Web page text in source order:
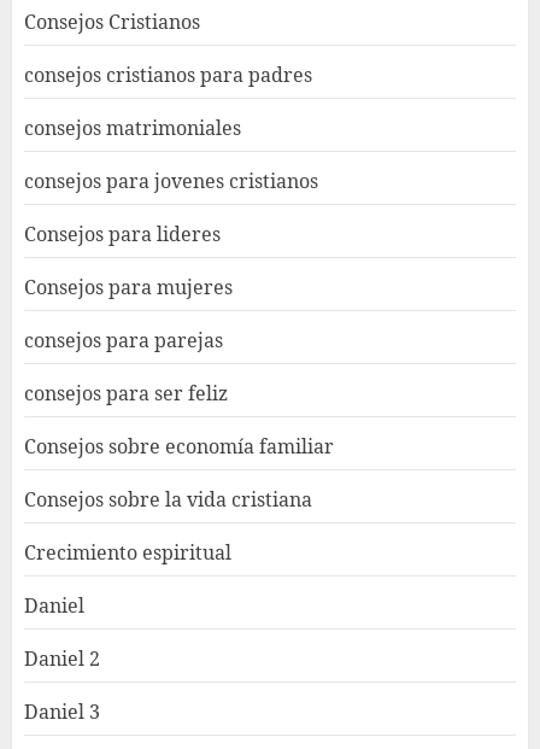
Consejos Cristianos
consejos cristianos para padres
consejos matrimoniales
consejos para jovenes cristianos
Consejos para lideres
Consejos para mujeres
consejos para parejas
consejos para ser feliz
Consejos sobre economía familiar
Consejos sobre la vida cristiana
Crecimiento espiritual
Daniel
Daniel 2
Daniel 3